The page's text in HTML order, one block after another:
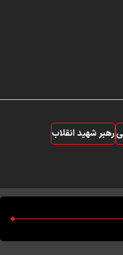
رهبر شهید انقلاب